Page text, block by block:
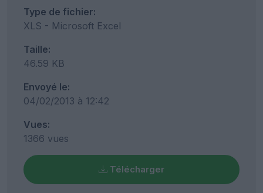
Type de fichier:
XLS - Microsoft Excel
Taille:
46.59 KB
Envoyé le:
04/02/2013 à 12:42
Vues:
1366 vues
Télécharger